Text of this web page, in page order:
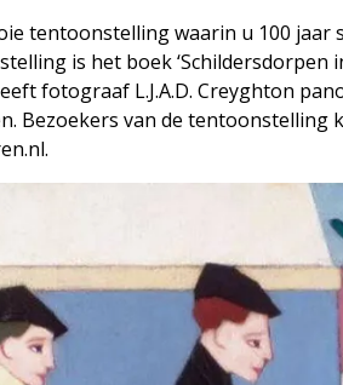
tentoonstelling waarin u 100
is het boek ‘Schildersdorpen
fotograaf L.J.A.D. Creyghton
Bezoekers van de